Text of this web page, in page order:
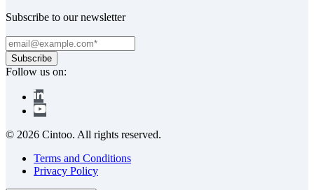
Subscribe to our newsletter
Follow us on:
© 2026 Cintoo. All rights reserved.
Terms and Conditions
Privacy Policy